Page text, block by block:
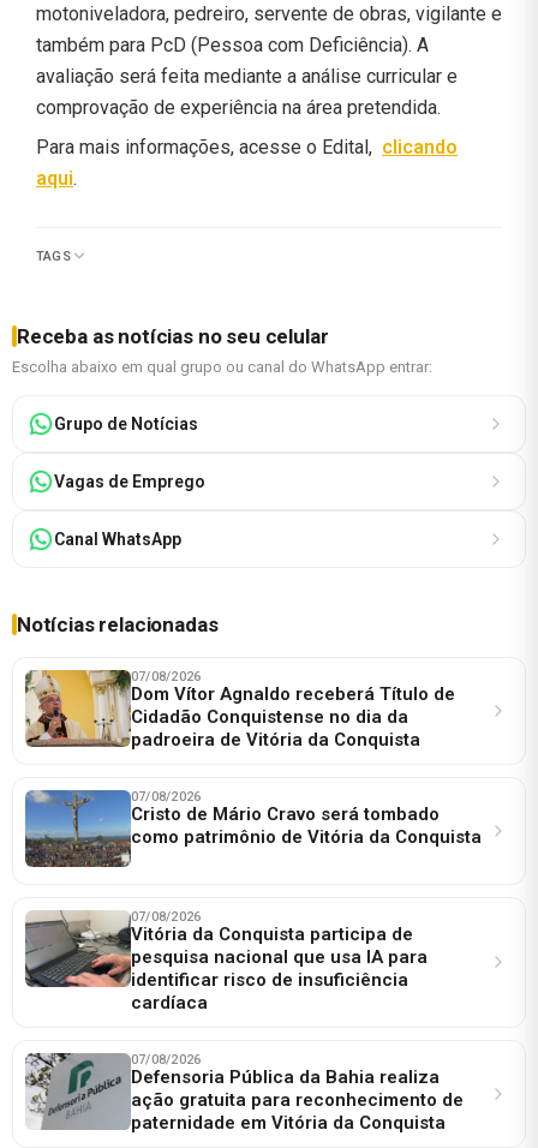
motoniveladora, pedreiro, servente de obras, vigilante e
também para PcD (Pessoa com Deficiência). A
avaliação será feita mediante a análise curricular e
comprovação de experiência na área pretendida.
Para mais informações, acesse o Edital, clicando
aqui.
TAGS
Receba as notícias no seu celular
Escolha abaixo em qual grupo ou canal do WhatsApp entrar:
Grupo de Notícias
Vagas de Emprego
Canal WhatsApp
Notícias relacionadas
07/08/2026
Dom Vítor Agnaldo receberá Título de
Cidadão Conquistense no dia da
padroeira de Vitória da Conquista
07/08/2026
Cristo de Mário Cravo será tombado
como patrimônio de Vitória da Conquista
07/08/2026
Vitória da Conquista participa de
pesquisa nacional que usa IA para
identificar risco de insuficiência
cardíaca
07/08/2026
Defensoria Pública da Bahia realiza
ação gratuita para reconhecimento de
paternidade em Vitória da Conquista